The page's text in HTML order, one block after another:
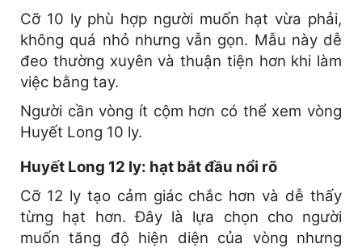
Cỡ 10 ly phù hợp người muốn hạt vừa phải,
không quá nhỏ nhưng vẫn gọn. Mẫu này dễ
đeo thường xuyên và thuận tiện hơn khi làm
việc bằng tay.
Người cần vòng ít cộm hơn có thể xem vòng
Huyết Long 10 ly.
Huyết Long 12 ly: hạt bắt đầu nổi rõ
Cỡ 12 ly tạo cảm giác chắc hơn và dễ thấy
từng hạt hơn. Đây là lựa chọn cho người
muốn tăng độ hiện diện của vòng nhưng